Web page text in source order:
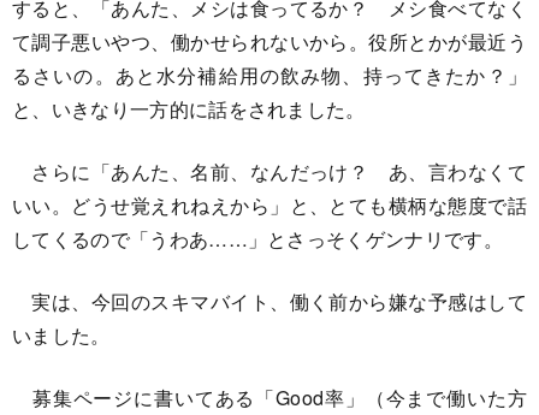
すると、「あんた、メシは食ってるか？ メシ食べてなく
て調子悪いやつ、働かせられないから。役所とかが最近う
るさいの。あと水分補給用の飲み物、持ってきたか？」
と、いきなり一方的に話をされました。
さらに「あんた、名前、なんだっけ？ あ、言わなくて
いい。どうせ覚えれねえから」と、とても横柄な態度で話
してくるので「うわあ……」とさっそくゲンナリです。
実は、今回のスキマバイト、働く前から嫌な予感はして
いました。
募集ページに書いてある「Good率」（今まで働いた方